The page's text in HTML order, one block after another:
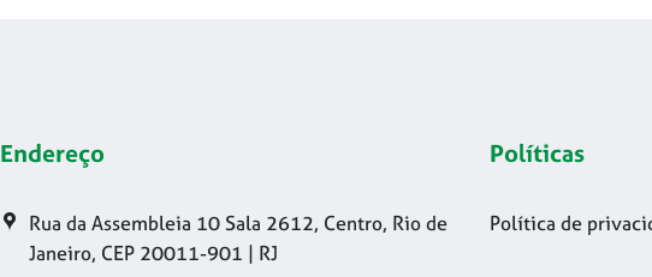
Endereço
Rua da Assembleia 10 Sala 2612, Centro, Rio de
Janeiro, CEP 20011-901 | RJ
Políticas
Política de